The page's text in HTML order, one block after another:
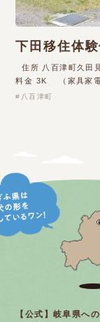
下田移住体
住所 八百津町久田
料金 3K （家具家
八百津町
【公式】岐阜県へ